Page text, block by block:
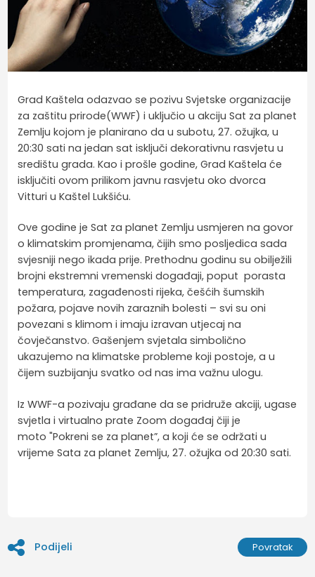
Grad Kaštela odazvao se pozivu Svjetske organizacije
za zaštitu prirode(WWF) i uključio u akciju Sat za planet
Zemlju kojom je planirano da u subotu, 27. ožujka, u
20:30 sati na jedan sat isključi dekorativnu rasvjetu u
središtu grada. Kao i prošle godine, Grad Kaštela će
isključiti ovom prilikom javnu rasvjetu oko dvorca
Vitturi u Kaštel Lukšiću.
Ove godine je Sat za planet Zemlju usmjeren na govor
o klimatskim promjenama, čijih smo posljedica sada
svjesniji nego ikada prije. Prethodnu godinu su obilježili
brojni ekstremni vremenski događaji, poput porasta
temperatura, zagađenosti rijeka, češćih šumskih
požara, pojave novih zaraznih bolesti – svi su oni
povezani s klimom i imaju izravan utjecaj na
čovječanstvo. Gašenjem svjetala simbolično
ukazujemo na klimatske probleme koji postoje, a u
čijem suzbijanju svatko od nas ima važnu ulogu.
Iz WWF-a pozivaju građane da se pridruže akciji, ugase
svjetla i virtualno prate Zoom događaj čiji je
moto "Pokreni se za planet”, a koji će se održati u
vrijeme Sata za planet Zemlju, 27. ožujka od 20:30 sati.
Podijeli Povratak